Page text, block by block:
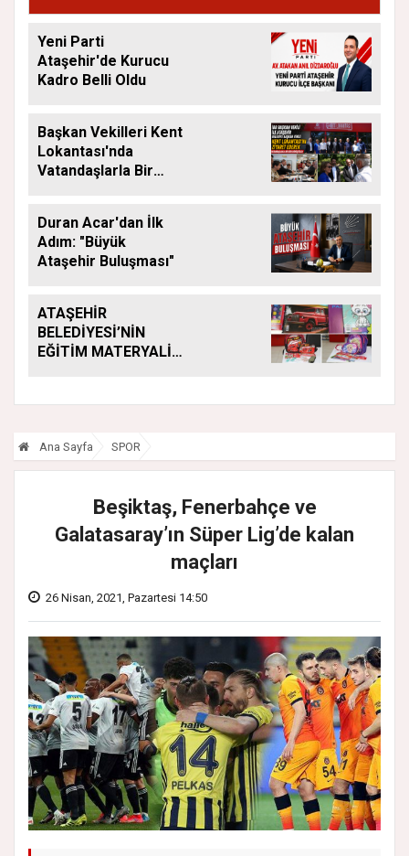
Yeni Parti
Ataşehir'de Kurucu
Kadro Belli Oldu
Başkan Vekilleri Kent
Lokantası'nda
Vatandaşlarla Bir
Duran Acar'dan İlk
Adım: "Büyük
Ataşehir Buluşması"
ATAŞEHİR
BELEDİYESİ’NİN
EĞİTİM MATERYALİ
SÜRÜYOR
Ana Sayfa SPOR
Beşiktaş, Fenerbahçe ve
Galatasaray’ın Süper Lig’de kalan
maçları
26 Nisan, 2021, Pazartesi 14:50